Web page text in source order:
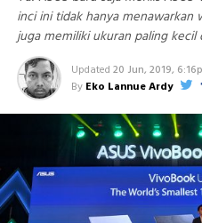
inci ini tidak hanya menawarkan
juga memiliki ukuran paling kecil
Updated 20 Jun, 2019,
By Eko Lannue Ardy